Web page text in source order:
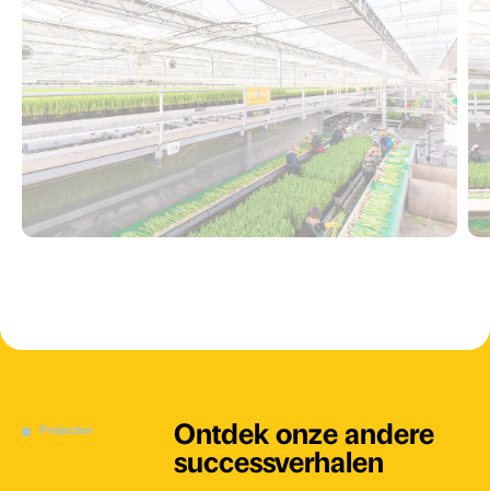
Projecten
Ontdek onze andere
successverhalen